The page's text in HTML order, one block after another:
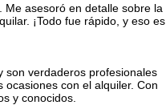
Me asesoró en detalle sobre la
¡Todo fue rápido, y eso es
son verdaderos profesionales
con el alquiler. Con
y conocidos.